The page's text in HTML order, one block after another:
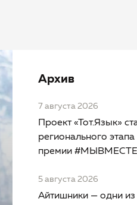
Архив
7 августа 2026
Проект «Тот.Язык»
регионального
премии #МЫВМЕСТЕ
5 августа 2026
Айтишники — одни